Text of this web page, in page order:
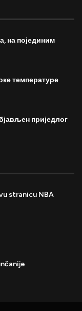
на појединим
температуре
приједлог
stranicu NBA